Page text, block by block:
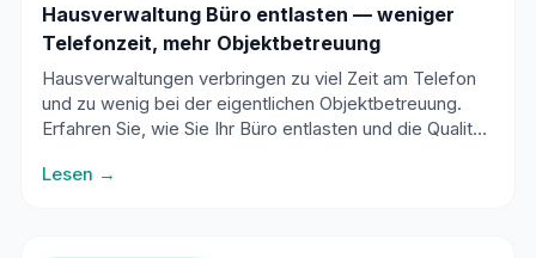
Hausverwaltung Büro entlasten — weniger
Telefonzeit, mehr Objektbetreuung
Hausverwaltungen verbringen zu viel Zeit am Telefon
und zu wenig bei der eigentlichen Objektbetreuung.
Erfahren Sie, wie Sie Ihr Büro entlasten und die Qualität
Lesen →